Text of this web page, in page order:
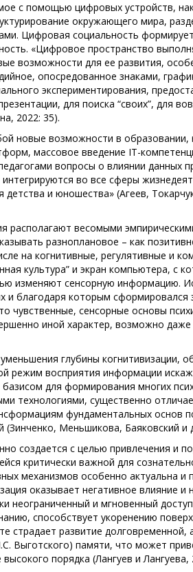
с помощью цифровых устройств,
окружающего мира,
Цифровая социальность
«Цифровое пространство
возможности для ее развития,
опосредованное знаками,
экспериментирования,
для поиска “своих”, для
2022: 35).
новые возможности в
массовое введение IT-
вопросы о влиянии данных
во все сферы
детства и юношества» (Агеев,
располагают весомыми
разноплановое – как
на когнитивные, регулятивные и
культура” и экран компьютера, с
изменяют сенсорную информацию.
и благодаря которым сформировался
чувственные, сенсорные основы
иной характер, возможно
глубины когнитивизации,
режим восприятия информации
для формирования многих
технологиями, существенно
фундаментальных основ
(Зинченко, Меньшикова, Баяковский и
создается с целью привлечения и
критически важной для
механизмов особенно актуальна и
оказывает негативное влияние и
неограниченный и мгновенный
способствует укоренению
страдает развитие долговременной,
Выготского) памяти, что может
порядка (Лангуев и Лангуева,